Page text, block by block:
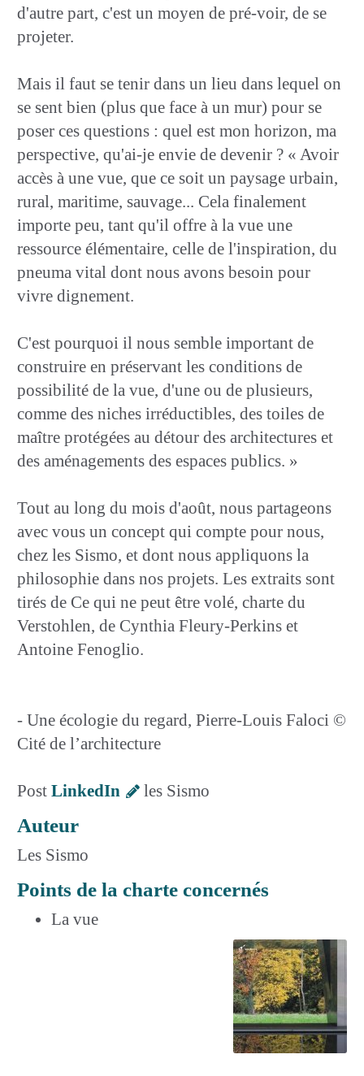
d'autre part, c'est un moyen de pré-voir, de se
projeter.
Mais il faut se tenir dans un lieu dans lequel on
se sent bien (plus que face à un mur) pour se
poser ces questions : quel est mon horizon, ma
perspective, qu'ai-je envie de devenir ? « Avoir
accès à une vue, que ce soit un paysage urbain,
rural, maritime, sauvage... Cela finalement
importe peu, tant qu'il offre à la vue une
ressource élémentaire, celle de l'inspiration, du
pneuma vital dont nous avons besoin pour
vivre dignement.
C'est pourquoi il nous semble important de
construire en préservant les conditions de
possibilité de la vue, d'une ou de plusieurs,
comme des niches irréductibles, des toiles de
maître protégées au détour des architectures et
des aménagements des espaces publics. »
Tout au long du mois d'août, nous partageons
avec vous un concept qui compte pour nous,
chez les Sismo, et dont nous appliquons la
philosophie dans nos projets. Les extraits sont
tirés de Ce qui ne peut être volé, charte du
Verstohlen, de Cynthia Fleury-Perkins et
Antoine Fenoglio.
- Une écologie du regard, Pierre-Louis Faloci ©
Cité de l’architecture
Post LinkedIn les Sismo
Auteur
Les Sismo
Points de la charte concernés
La vue